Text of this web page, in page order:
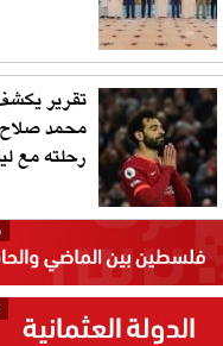
تقرير
محمد صلاح
رحلته مع